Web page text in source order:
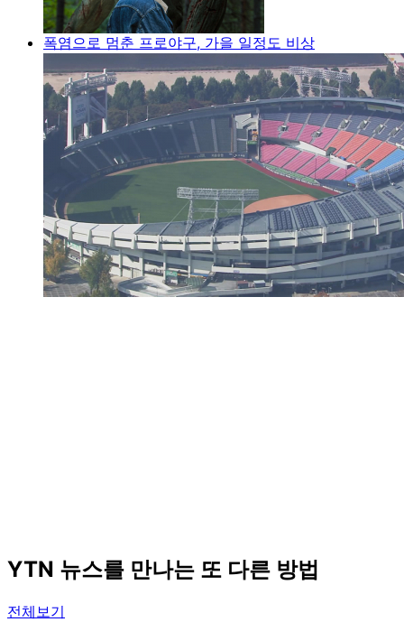
폭염으로 멈춘 프로야구, 가을 일정도 비상
YTN 뉴스를 만나는 또 다른 방법
전체보기